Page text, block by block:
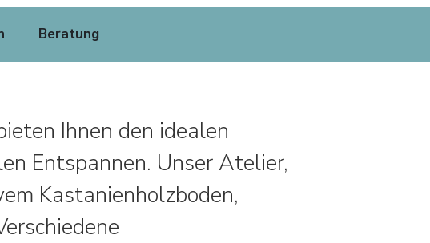
Beratung
Ihnen den idealen
Entspannen. Unser Atelier,
Kastanienholzboden,